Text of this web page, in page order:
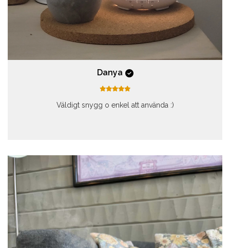
Danya
Väldigt snygg o enkel att använda :)